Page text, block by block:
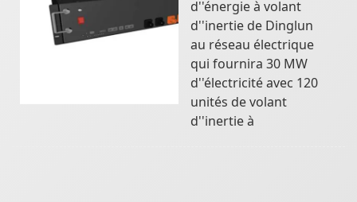
d''énergie à volant
d''inertie de Dinglun
au réseau électrique
qui fournira 30 MW
d''électricité avec 120
unités de volant
d''inertie à